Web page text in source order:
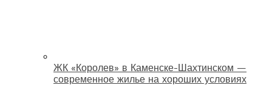
ЖК «Королев» в Каменске-Шахтинском —
современное жилье на хороших условиях